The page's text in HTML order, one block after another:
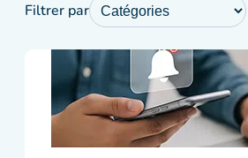
Filtrer par